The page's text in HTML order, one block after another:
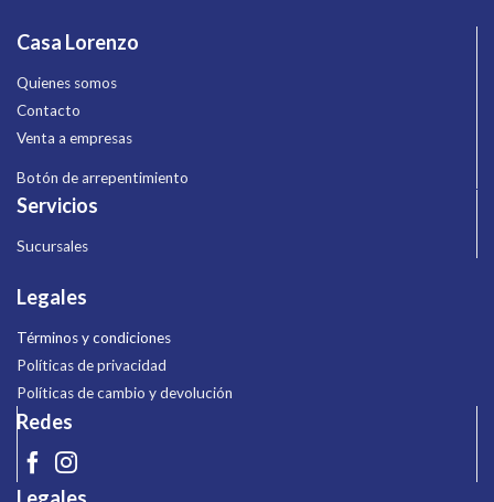
Casa Lorenzo
Quienes somos
Contacto
Venta a empresas
Botón de arrepentimiento
Servicios
Sucursales
Legales
Términos y condiciones
Políticas de privacidad
Políticas de cambio y devolución
Redes